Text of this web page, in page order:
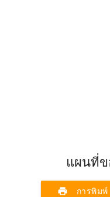
แผนที่ข
print การพิมพ์